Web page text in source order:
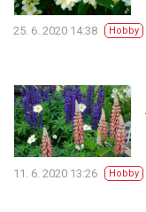
25. 6. 2020 14:38 Hobby
11. 6. 2020 13:26 Hobby